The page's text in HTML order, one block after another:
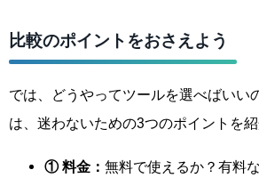
比較のポイントをおさえよう
では、どうやってツールを選べばいい
は、迷わないための3つのポイントを紹
① 料金： 無料で使えるか？有料